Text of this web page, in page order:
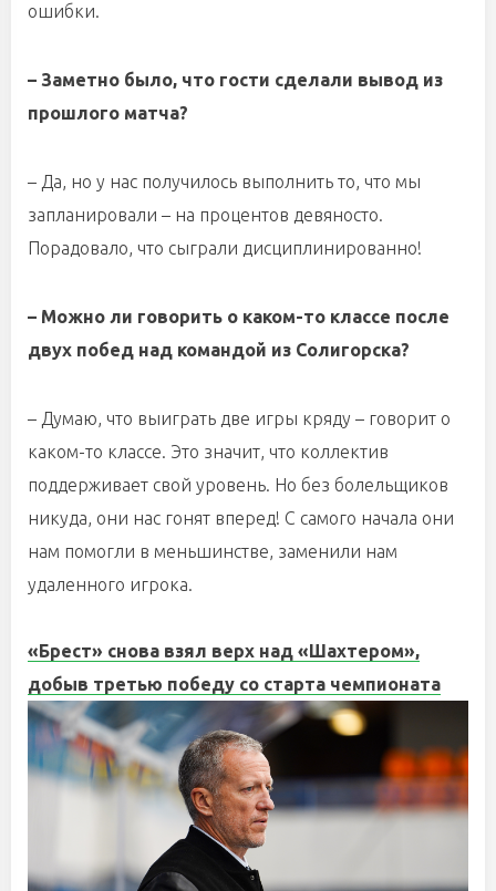
ошибки.
– Заметно было, что гости сделали вывод из
прошлого матча?
– Да, но у нас получилось выполнить то, что мы
запланировали – на процентов девяносто.
Порадовало, что сыграли дисциплинированно!
– Можно ли говорить о каком-то классе после
двух побед над командой из Солигорска?
– Думаю, что выиграть две игры кряду – говорит о
каком-то классе. Это значит, что коллектив
поддерживает свой уровень. Но без болельщиков
никуда, они нас гонят вперед! С самого начала они
нам помогли в меньшинстве, заменили нам
удаленного игрока.
«Брест» снова взял верх над «Шахтером»,
добыв третью победу со старта чемпионата